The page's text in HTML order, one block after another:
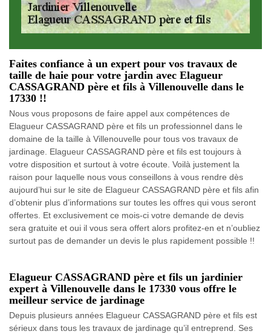
Faites confiance à un expert pour vos travaux de
taille de haie pour votre jardin avec Elagueur
CASSAGRAND père et fils à Villenouvelle dans le
17330 !!
Nous vous proposons de faire appel aux compétences de
Elagueur CASSAGRAND père et fils un professionnel dans le
domaine de la taille à Villenouvelle pour tous vos travaux de
jardinage. Elagueur CASSAGRAND père et fils est toujours à
votre disposition et surtout à votre écoute. Voilà justement la
raison pour laquelle nous vous conseillons à vous rendre dès
aujourd’hui sur le site de Elagueur CASSAGRAND père et fils afin
d’obtenir plus d’informations sur toutes les offres qui vous seront
offertes. Et exclusivement ce mois-ci votre demande de devis
sera gratuite et oui il vous sera offert alors profitez-en et n’oubliez
surtout pas de demander un devis le plus rapidement possible !!
Elagueur CASSAGRAND père et fils un jardinier
expert à Villenouvelle dans le 17330 vous offre le
meilleur service de jardinage
Depuis plusieurs années Elagueur CASSAGRAND père et fils est
sérieux dans tous les travaux de jardinage qu’il entreprend. Ses